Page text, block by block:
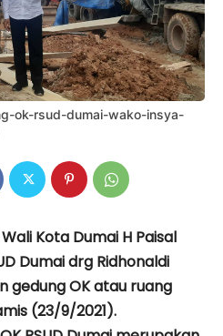
ok-rsud-dumai-wako-insya-
Kota Dumai H Paisal
Dumai drg Ridhonaldi
gedung OK atau ruang
(23/9/2021).